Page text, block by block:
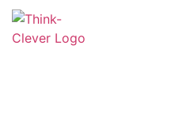
content